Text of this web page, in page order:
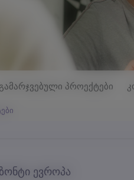
გამარჯვებული პროექტები
ევროპა